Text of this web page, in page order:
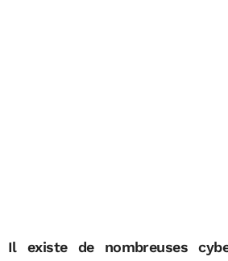
Il existe de nombreuses